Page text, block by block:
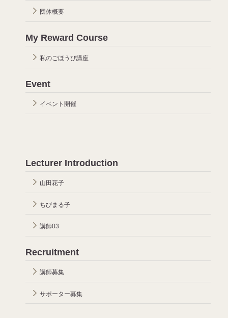
団体概要
My Reward Course
私のごほうび講座
Event
イベント開催
Lecturer Introduction
山田花子
ちびまる子
講師03
Recruitment
講師募集
サポーター募集